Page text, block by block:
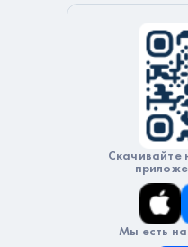
Скачивайте
Мы есть